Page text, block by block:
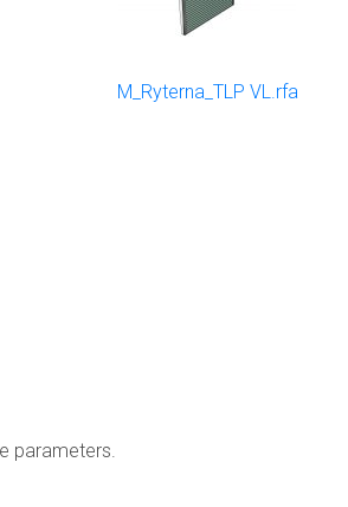
M_Ryterna_TLP VL.rfa
parameters.